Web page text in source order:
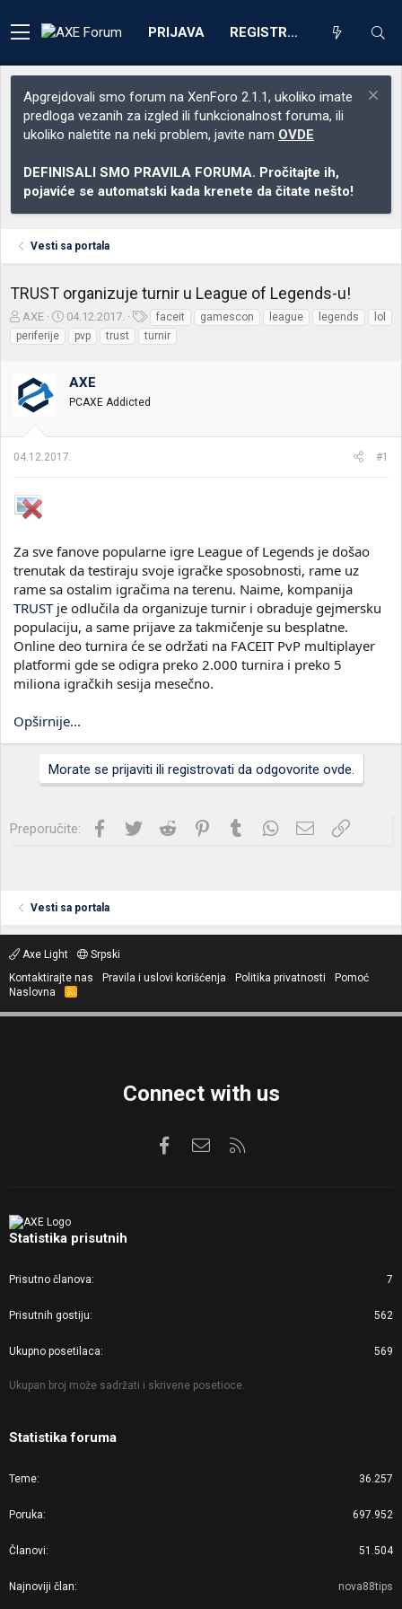
PRIJAVA REGISTRACIJA
Apgrejdovali smo forum na XenForo 2.1.1, ukoliko imate
predloga vezanih za izgled ili funkcionalnost foruma, ili
ukoliko naletite na neki problem, javite nam OVDE
DEFINISALI SMO PRAVILA FORUMA. Pročitajte ih,
pojaviće se automatski kada krenete da čitate nešto!
Vesti sa portala
TRUST organizuje turnir u League of Legends-u!
Z
a
č
t
n
e
e
AXE
D
m
p
e
04.12.2017.
O
z
n
e
faceit gamescon league legends
lol
periferije
pvp trust turnir
AXE
PCAXE Addicted
04.12.2017. #1
Za sve fanove popularne igre League of Legends je došao
trenutak da testiraju svoje igračke sposobnosti, rame uz
rame sa ostalim igračima na terenu. Naime, kompanija
TRUSTje odlučila da organizuje turnir i obraduje gejmersku
populaciju, a same prijave za takmičenje su besplatne.
Online deo turnira će se održati na FACEIT PvP multiplayer
platformi gde se odigra preko 2.000 turnira i preko 5
miliona igračkih sesija mesečno.
Opširnije...
Morate se prijaviti ili registrovati da odgovorite ovde.
Preporučite: Facebook
Twitter Reddit PinterestTumblrWhatsApp
Imejl Link
Vesti sa portala
Axe Light
Srpski
Kontaktirajte nas
Pravila i uslovi korišćenja Politika privatnosti
Pomoć
Naslovna
R
S
Connect with us
FacebookKontaktirajte nas
Statistika prisutnih
Prisutno članova 7
Prisutnih gostiju 562
Ukupno posetilaca 569
Ukupan broj može sadržati i skrivene posetioce.
Statistika foruma
Teme 36.257
Poruka 697.952
Članovi 51.504
Najnoviji član nova88tips